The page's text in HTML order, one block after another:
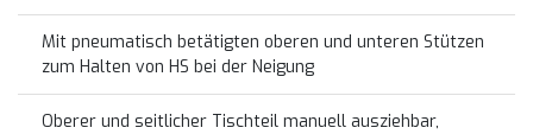
Mit pneumatisch betätigten oberen und unteren Stützen
zum Halten von HS bei der Neigung
Oberer und seitlicher Tischteil manuell ausziehbar,